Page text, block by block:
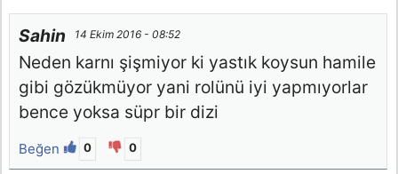
Sahin 14 Ekim 2016 - 08:52
Neden karnı şişmiyor ki yastık koysun hamile
gibi gözükmüyor yani rolünü iyi yapmıyorlar
bence yoksa süpr bir dizi
Beğen 0 0